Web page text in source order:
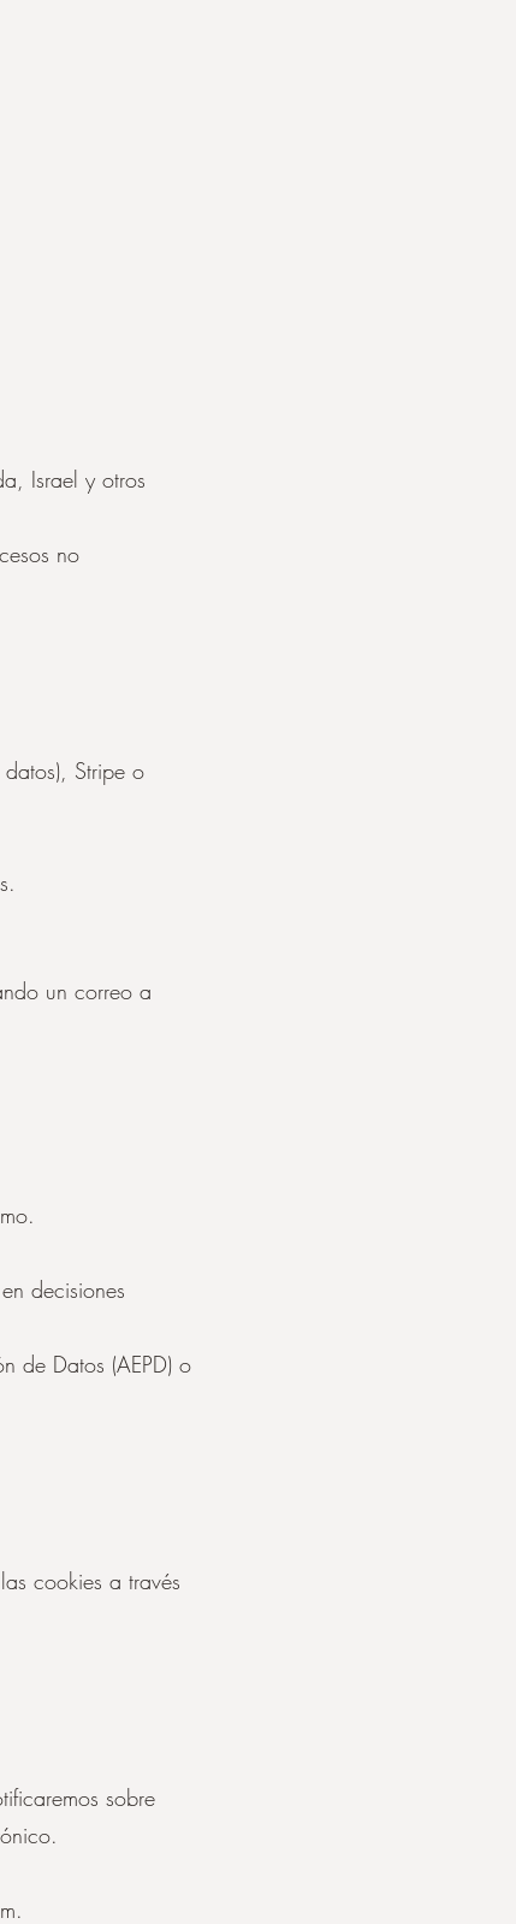
Israel y otros
no
Stripe o
un correo a
decisiones
de Datos (AEPD) o
cookies a través
sobre
.